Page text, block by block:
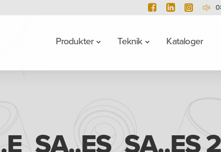
Produkter Teknik Kataloger